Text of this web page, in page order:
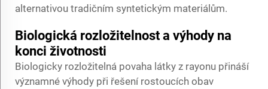
alternativou tradičním syntetickým materiálům.
Biologická rozložitelnost a výhody na
konci životnosti
Biologicky rozložitelná povaha látky z rayonu přináší
významné výhody při řešení rostoucích obav